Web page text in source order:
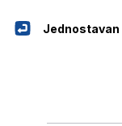
Jednostavan